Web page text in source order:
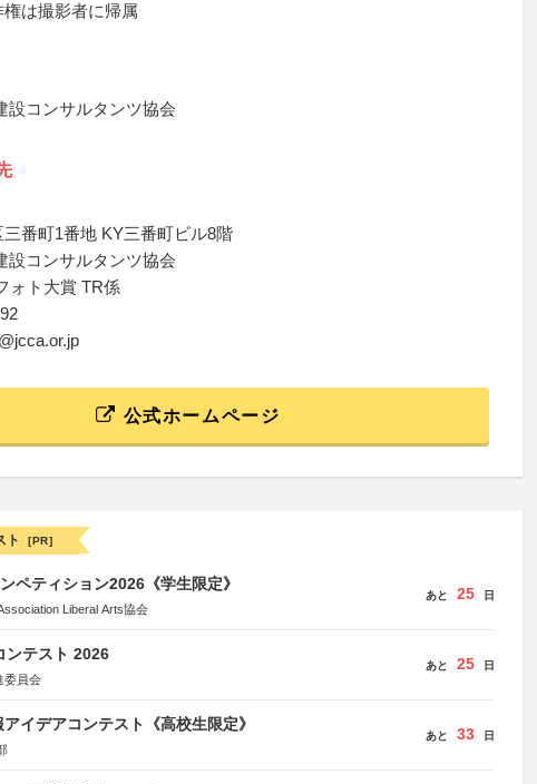
は撮影者に帰属
設コンサルタンツ協会
番町1番地 KY三番町ビル8階
設コンサルタンツ協会
ォト大賞 TR係
公式ホームページ
ト [PR]
ペティション2026《学生限定》
Liberal Arts協会
あと 25 日
ンテスト 2026
委員会
あと 25 日
イデアコンテスト《高校生限定》
あと 33 日